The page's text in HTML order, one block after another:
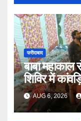
फरीदाबाद
बाबा
शिविर में
AUG 6, 2026